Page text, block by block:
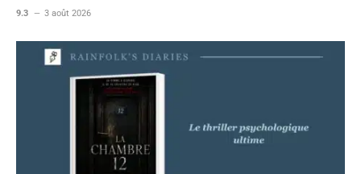
9.3 3 août 2026